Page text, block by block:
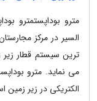
مترو بوداپستمترو
السیر در مرکز
ترین سیستم قطار زیر
می نماید. مترو
الکتریکی در زیر زمین